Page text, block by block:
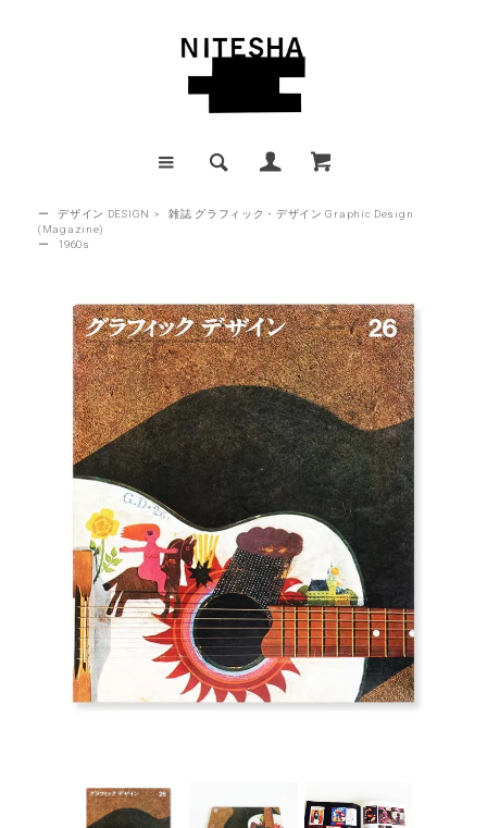
ー デザイン DESIGN >
雑誌 グラフィック・デザイン Graphic Design
(Magazine)
ー
1960s